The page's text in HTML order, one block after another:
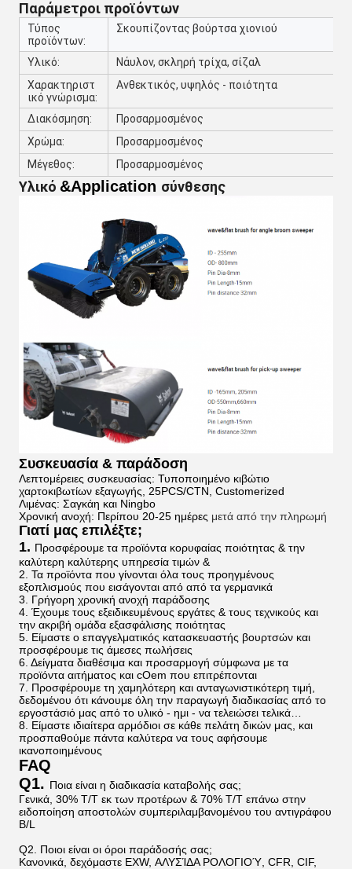
Παράμετροι προϊόντων
Τύπος
προϊόντων:
Σκουπίζοντας βούρτσα χιονιού
Υλικό:
Νάυλον, σκληρή τρίχα, σίζαλ
Χαρακτηριστ
ικό γνώρισμα:
Ανθεκτικός, υψηλός - ποιότητα
Διακόσμηση:
Προσαρμοσμένος
Χρώμα:
Προσαρμοσμένος
Μέγεθος:
Προσαρμοσμένος
Υλικό &Application σύνθεσης
Συσκευασία & παράδοση
Λεπτομέρειες συσκευασίας: Τυποποιημένο κιβώτιο
χαρτοκιβωτίων εξαγωγής, 25PCS/CTN, Customerized
Λιμένας: Σαγκάη και Ningbo
Χρονική ανοχή: Περίπου 20-25 ημέρες μετά από την πληρωμή
Γιατί μας επιλέξτε;
1. Προσφέρουμε τα προϊόντα κορυφαίας ποιότητας & την
καλύτερη καλύτερης υπηρεσία τιμών &
2. Τα προϊόντα που γίνονται όλα τους προηγμένους
εξοπλισμούς που εισάγονται από από τα γερμανικά
3. Γρήγορη χρονική ανοχή παράδοσης
4. Έχουμε τους εξειδικευμένους εργάτες & τους τεχνικούς και
την ακριβή ομάδα εξασφάλισης ποιότητας
5. Είμαστε ο επαγγελματικός κατασκευαστής βουρτσών και
προσφέρουμε τις άμεσες πωλήσεις
6. Δείγματα διαθέσιμα και προσαρμογή σύμφωνα με τα
προϊόντα αιτήματος και cOem που επιτρέπονται
7. Προσφέρουμε τη χαμηλότερη και ανταγωνιστικότερη τιμή,
δεδομένου ότι κάνουμε όλη την παραγωγή διαδικασίας από το
εργοστάσιό μας από το υλικό - ημι - να τελειώσει τελικά…
8. Είμαστε ιδιαίτερα αρμόδιοι σε κάθε πελάτη δικών μας, και
προσπαθούμε πάντα καλύτερα να τους αφήσουμε
ικανοποιημένους
FAQ
Q1. Ποια είναι η διαδικασία καταβολής σας;
Γενικά, 30% T/T εκ των προτέρων & 70% T/T επάνω στην
ειδοποίηση αποστολών συμπεριλαμβανομένου του αντιγράφου
B/L
Q2. Ποιοι είναι οι όροι παράδοσής σας;
Κανονικά, δεχόμαστε EXW, ΑΛΥΣΊΔΑ ΡΟΛΟΓΙΟΎ, CFR, CIF,